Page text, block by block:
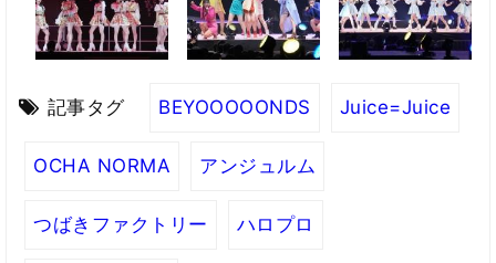
記事タグ BEYOOOOONDS Juice=Juice
OCHA NORMA アンジュルム
つばきファクトリー ハロプロ